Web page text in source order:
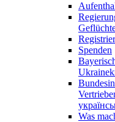
Spenden
Was